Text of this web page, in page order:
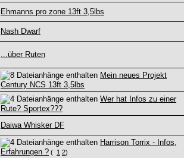
Ehmanns pro zone 13ft 3,5lbs
Nash Dwarf
...über Ruten
Mein neues Projekt
Century NCS 13ft 3,5lbs
Wer hat Infos zu einer
Rute? Sportex???
Daiwa Whisker DF
Harrison Torrix - Infos,
Erfahrungen ? ( 1 2)